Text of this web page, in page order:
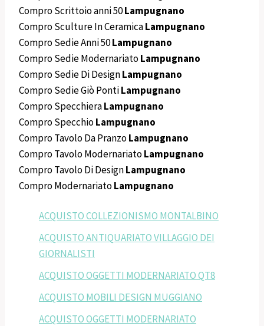
Compro Scrittoio anni 50Lampugnano
Compro Sculture In CeramicaLampugnano
Compro Sedie Anni 50Lampugnano
Compro Sedie ModernariatoLampugnano
Compro Sedie Di DesignLampugnano
Compro Sedie Giò PontiLampugnano
Compro SpecchieraLampugnano
Compro SpecchioLampugnano
Compro Tavolo Da PranzoLampugnano
Compro Tavolo ModernariatoLampugnano
Compro Tavolo Di DesignLampugnano
Compro ModernariatoLampugnano
ACQUISTO COLLEZIONISMO MONTALBINO
ACQUISTO ANTIQUARIATO VILLAGGIO DEI
GIORNALISTI
ACQUISTO OGGETTI MODERNARIATO QT8
ACQUISTO MOBILI DESIGN MUGGIANO
ACQUISTO OGGETTI MODERNARIATO